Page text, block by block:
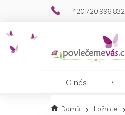
+420 720 996 832
O nás
Domů Ložnice